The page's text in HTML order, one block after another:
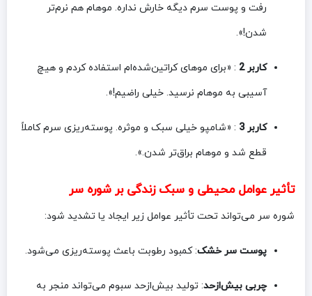
رفت و پوست سرم دیگه خارش نداره. موهام هم نرم‌تر
شدن!».
کاربر 2
: «برای موهای کراتین‌شده‌ام استفاده کردم و هیچ
آسیبی به موهام نرسید. خیلی راضیم!».
کاربر 3
: «شامپو خیلی سبک و موثره. پوسته‌ریزی سرم کاملاً
قطع شد و موهام براق‌تر شدن.».
تأثیر عوامل محیطی و سبک زندگی بر شوره سر
شوره سر می‌تواند تحت تأثیر عوامل زیر ایجاد یا تشدید شود:
پوست سر خشک: کمبود رطوبت باعث پوسته‌ریزی می‌شود.
چربی بیش‌ازحد: تولید بیش‌ازحد سبوم می‌تواند منجر به